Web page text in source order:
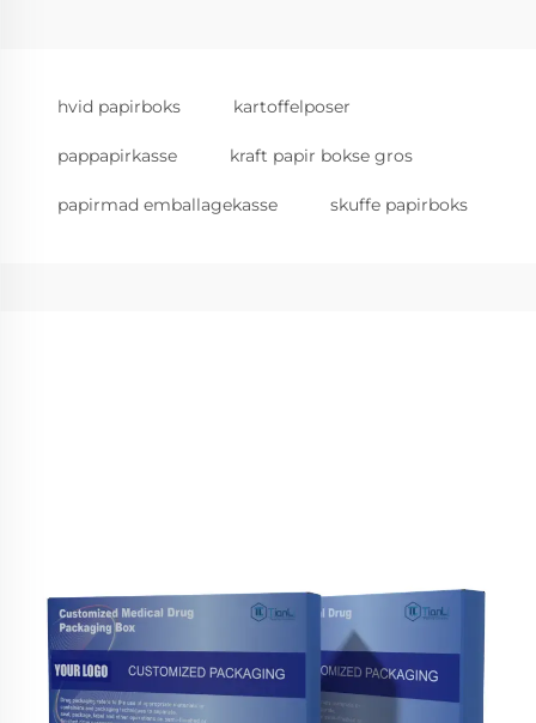
hvid papirboks kartoffelposer
pappapirkasse kraft papir bokse gros
papirmad emballagekasse skuffe papirboks